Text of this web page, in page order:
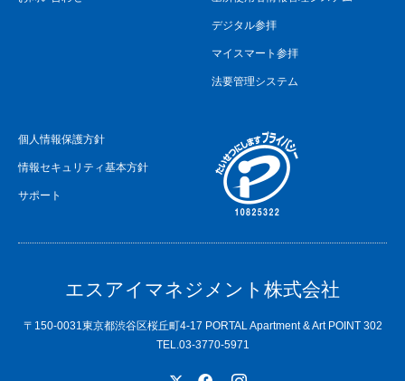
デジタル参拝
マイスマート参拝
法要管理システム
個人情報保護方針
情報セキュリティ基本方針
サポート
エスアイマネジメント株式会社
〒150-0031東京都渋谷区桜丘町4-17 PORTAL Apartment & Art POINT 302
TEL.03-3770-5971